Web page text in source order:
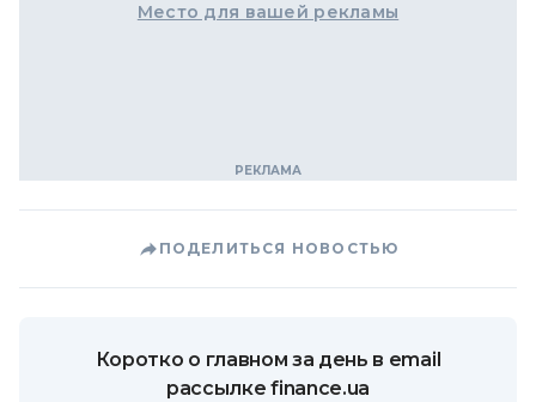
Место для вашей рекламы
ПОДЕЛИТЬСЯ НОВОСТЬЮ
Коротко о главном за день в email
рассылке finance.ua